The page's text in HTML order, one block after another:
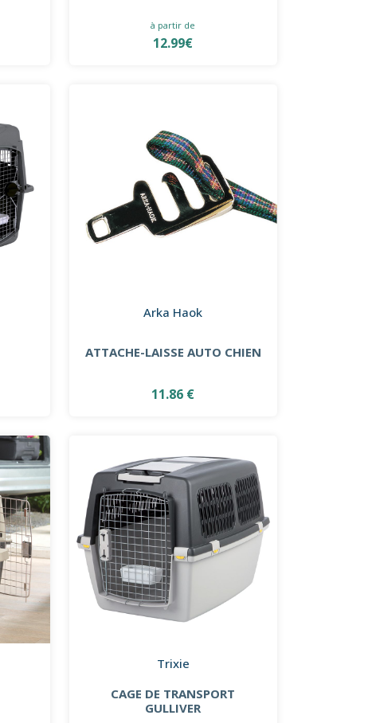
à partir de
12.99€
Arka Haok
ATTACHE-LAISSE AUTO CHIEN
11.86 €
Trixie
CAGE DE TRANSPORT
GULLIVER